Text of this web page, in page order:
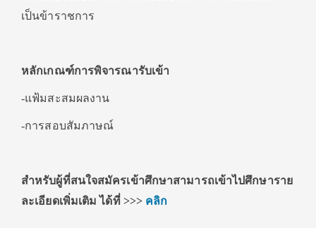
เป็นข้าราชการ
หลักเกณฑ์การพิจารณารับเข้า
-แฟ้มสะสมผลงาน
-การสอบสัมภาษณ์
สำหรับผู้ที่สนใจสมัครเข้าศึกษาสามารถเข้าไปศึกษาราย
ละเอียดเพิ่มเติม ได้ที่ >>> คลิก